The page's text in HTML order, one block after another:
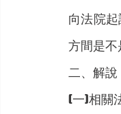
向法院
方間是不
二、解說
(一)相關